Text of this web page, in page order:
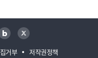
거부 저작권정책
블로그 트위터